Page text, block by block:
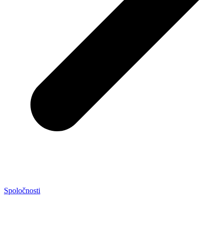
Spoločnosti